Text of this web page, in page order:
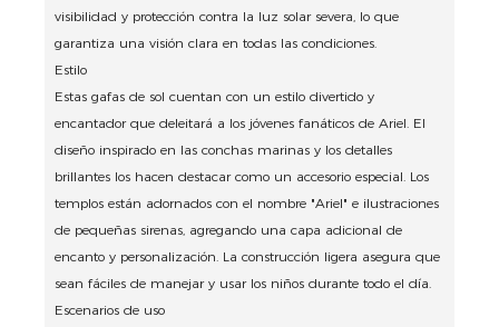
visibilidad y protección contra la luz solar severa, lo que
garantiza una visión clara en todas las condiciones.
Estilo
Estas gafas de sol cuentan con un estilo divertido y
encantador que deleitará a los jóvenes fanáticos de Ariel. El
diseño inspirado en las conchas marinas y los detalles
brillantes los hacen destacar como un accesorio especial. Los
templos están adornados con el nombre "Ariel" e ilustraciones
de pequeñas sirenas, agregando una capa adicional de
encanto y personalización. La construcción ligera asegura que
sean fáciles de manejar y usar los niños durante todo el día.
Escenarios de uso